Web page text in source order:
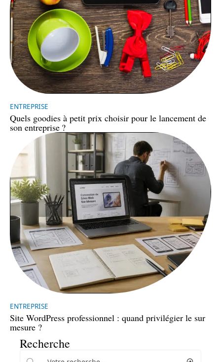
ENTREPRISE
Quels goodies à petit prix choisir pour le lancement de
son entreprise ?
ENTREPRISE
Site WordPress professionnel : quand privilégier le sur
mesure ?
Recherche